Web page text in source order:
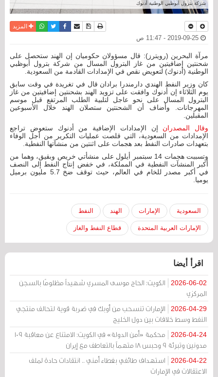
شركة بترول أبوظبي الوطنية أدنوك
نسخة للطباعة
حفظ الموضوع
أرسل الى صديق
فيسبوكتويترواتسابالمزيد
مرآة البحرين (رويترز): قال مسؤولان حكوميان إن الهند ستحصل على
شحنتين إضافيتين من غاز البترول المسال من شركة بترول أبوظبي
الوطنية (أدنوك) لتعويض نقص في الإمدادات القادمة من السعودية.
كان وزير النفط الهندي دارمندرا برادان قال في تغريدة في وقت سابق
يوم الثلاثاء إن أدنوك وافقت على تزويد الهند بشحنتين إضافيتين من غاز
البترول المسال على نحو عاجل لتلبية الطلب المرتفع قبل موسم
المهرجانات. وأضاف أن الشحنتين ستصلان الهند خلال الأسبوعين
المقبلين.
وقال المصدران إن الإمدادات الإضافية من أدنوك ستعوض تراجع
الإمدادات من السعودية، التي قلصت عمليات التكرير من أجل الوفاء
بتعهدات صادرات النفط بعد هجمات على اثنتين من منشآتها النفطية.
وتسببت هجمات 14 سبتمبر أيلول على منشأتي خريص وبقيق، وهما من
أكبر المنشآت النفطية في المملكة، في خفض إنتاج النفط إلى النصف
في أكبر مصدر للخام في العالم، حيث توقف ضخ 5.7 مليون برميل
يوميا.
السعودية الإمارات الهند النفط
الإمارات العربية المتحدة قطاع النفط والغاز
اقرأ أيضا
2026-06-02
الكويت: الحاج موسى المسري شهيداً مظلومًا بالسجن
المركزي
2026-04-29
الإمارات تنسحب من أوبك في ضربة قوية لتحالف منتجي
النفط وسط خلافات بين دول الخليج
2026-04-24
محكمة «أمن الدولة» في الكويت: الامتناع عن معاقبة 109
مدونين وتبرئة 9 وحبس 18 متهماً بالتعاطف مع إيران
2026-04-22
استهداف طائفي بغطاء أمني .. انتقادات حادة لملف
الاعتقالات في الإمارات